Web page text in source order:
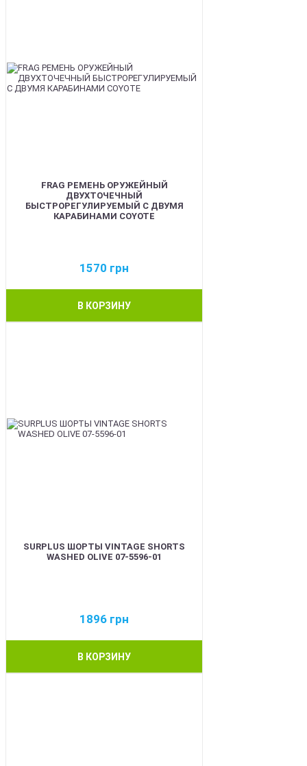
FRAG РЕМЕНЬ ОРУЖЕЙНЫЙ
ДВУХТОЧЕЧНЫЙ
БЫСТРОРЕГУЛИРУЕМЫЙ С ДВУМЯ
КАРАБИНАМИ COYOTE
1570 грн
В КОРЗИНУ
SURPLUS ШОРТЫ VINTAGE SHORTS
WASHED OLIVE 07-5596-01
1896 грн
В КОРЗИНУ